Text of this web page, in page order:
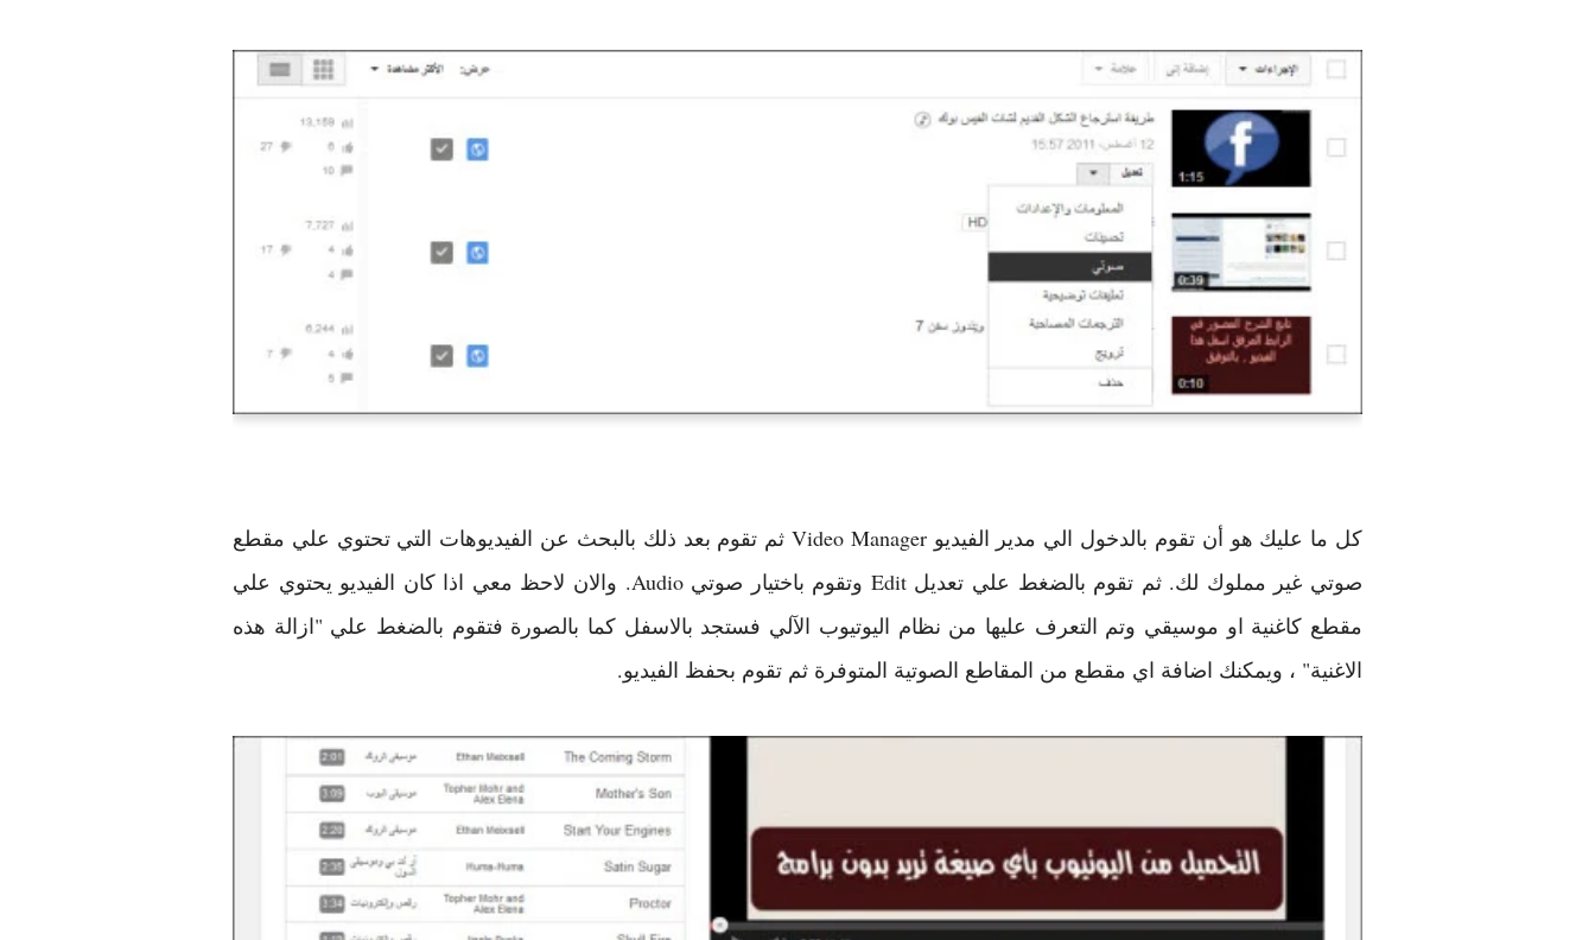
كل ما عليك هو أن تقوم بالدخول الي مدير الفيديو Video Manager ثم تقوم بعد ذلك بالبحث عن الفيديوهات التي تحتوي علي مقطع
صوتي غير مملوك لك. ثم تقوم بالضغط علي تعديل Edit وتقوم باختيار صوتي Audio. والان لاحظ معي اذا كان الفيديو يحتوي علي
مقطع كاغنية او موسيقي وتم التعرف عليها من نظام اليوتيوب الآلي فستجد بالاسفل كما بالصورة فتقوم بالضغط علي "ازالة هذه
الاغنية" ، ويمكنك اضافة اي مقطع من المقاطع الصوتية المتوفرة ثم تقوم بحفظ الفيديو.